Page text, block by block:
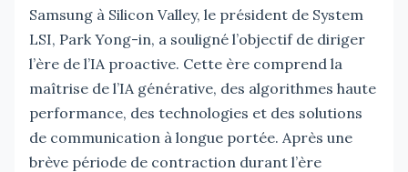
Samsung à Silicon Valley, le président de System
LSI, Park Yong-in, a souligné l’objectif de diriger
l’ère de l’IA proactive. Cette ère comprend la
maîtrise de l’IA générative, des algorithmes haute
performance, des technologies et des solutions
de communication à longue portée. Après une
brève période de contraction durant l’ère